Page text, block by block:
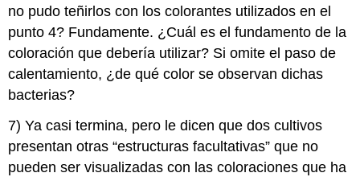
no pudo teñirlos con los colorantes utilizados en el
punto 4? Fundamente. ¿Cuál es el fundamento de la
coloración que debería utilizar? Si omite el paso de
calentamiento, ¿de qué color se observan dichas
bacterias?
7) Ya casi termina, pero le dicen que dos cultivos
presentan otras “estructuras facultativas” que no
pueden ser visualizadas con las coloraciones que ha